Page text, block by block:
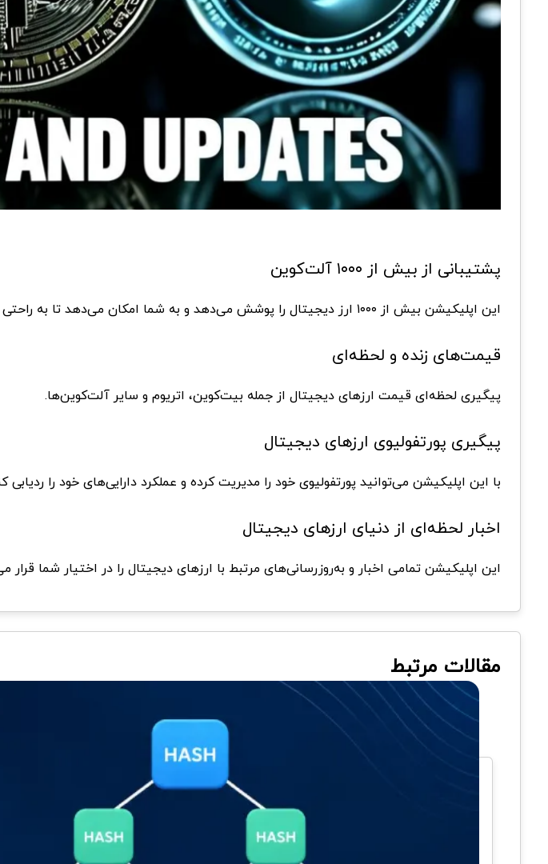
پشتیبانی از بیش از ۱۰۰۰ آلت‌کوین
این اپلیکیشن بیش از ۱۰۰۰ ارز دیجیتال را پوشش می‌دهد و به شما امکان می‌دهد تا به راحتی ارز مورد نظر خود را پیگیری کنید.
قیمت‌های زنده و لحظه‌ای
پیگیری لحظه‌ای قیمت ارزهای دیجیتال از جمله بیت‌کوین، اتریوم و سایر آلت‌کوین‌ها.
پیگیری پورتفولیوی ارزهای دیجیتال
با این اپلیکیشن می‌توانید پورتفولیوی خود را مدیریت کرده و عملکرد دارایی‌های خود را ردیابی
اخبار لحظه‌ای از دنیای ارزهای دیجیتال
این اپلیکیشن تمامی اخبار و به‌روزرسانی‌های مرتبط با ارزهای دیجیتال را در اختیار شما
مقالات مرتبط